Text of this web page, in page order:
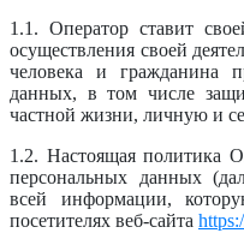
1.1. Оператор ставит
осуществления своей
человека и гражданина
данных, в том числе
частной жизни, личную и
1.2. Настоящая политика
персональных данных
всей информации,
посетителях веб-сайта